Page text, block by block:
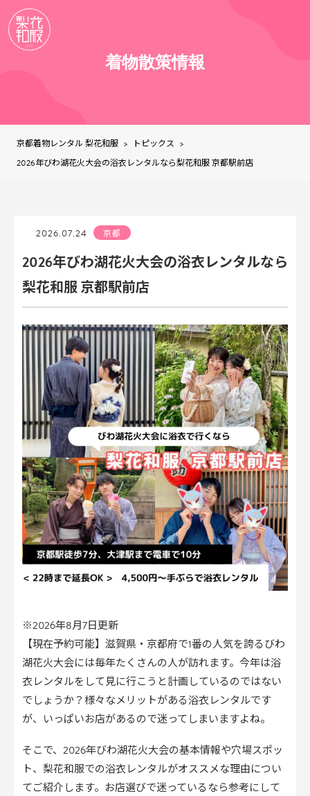
着物散策情報
京都着物レンタル 梨花和服 > トピックス >
2026年びわ湖花火大会の浴衣レンタルなら梨花和服 京都駅前店
2026.07.24 京都
2026年びわ湖花火大会の浴衣レンタルなら
梨花和服 京都駅前店
※2026年8月7日更新
【現在予約可能】滋賀県・京都府で1番の人気を誇るびわ
湖花火大会には毎年たくさんの人が訪れます。今年は浴
衣レンタルをして見に行こうと計画しているのではない
でしょうか？様々なメリットがある浴衣レンタルです
が、いっぱいお店があるので迷ってしまいますよね。
そこで、2026年びわ湖花火大会の基本情報や穴場スポッ
ト、梨花和服での浴衣レンタルがオススメな理由につい
てご紹介します。お店選びで迷っているなら参考にして